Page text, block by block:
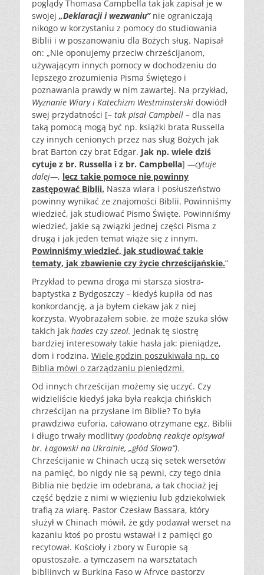
poglądy Thomasa Campbella tak jak zapisał je w
swojej „Deklaracji i wezwaniu”nie ograniczają
nikogo w korzystaniu z pomocy do studiowania
Biblii i w poszanowaniu dla Bożych sług. Napisał
on: „Nie oponujemy przeciw chrześcijanom,
używającym innych pomocy w dochodzeniu do
lepszego zrozumienia Pisma Świętego i
poznawania prawdy w nim zawartej. Na przykład,
Wyznanie Wiary i Katechizm Westminsterski dowiódł
swej przydatności [– tak pisał Campbell – dla nas
taką pomocą mogą być np. książki brata Russella
czy innych cenionych przez nas sług Bożych jak
brat Barton czy brat Edgar. Jak np. wiele dziś
cytuje z br. Russella i z br. Campbella] —cytuje
dalej—, lecz takie pomoce nie powinny
zastępować Biblii. Nasza wiara i posłuszeństwo
powinny wynikać ze znajomości Biblii. Powinniśmy
wiedzieć, jak studiować Pismo Święte. Powinniśmy
wiedzieć, jakie są związki jednej części Pisma z
drugą i jak jeden temat wiąże się z innym.
Powinniśmy wiedzieć, jak studiować takie
tematy, jak zbawienie czy życie chrześcijańskie.”
Przykład to pewna droga mi starsza siostra-
baptystka z Bydgoszczy – kiedyś kupiła od nas
konkordancję, a ja byłem ciekaw jak z niej
korzysta. Wyobrażałem sobie, że może szuka słów
takich jak hades czy szeol. Jednak tę siostrę
bardziej interesowały takie hasła jak: pieniądze,
dom i rodzina. Wiele godzin poszukiwała np. co
Biblia mówi o zarządzaniu pieniędzmi.
Od innych chrześcijan możemy się uczyć. Czy
widzieliście kiedyś jaka była reakcja chińskich
chrześcijan na przysłane im Biblie? To była
prawdziwa euforia, całowano otrzymane egz. Biblii
i długo trwały modlitwy (podobną reakcje opisywał
br. Łagowski na Ukrainie, „głód Słowa”).
Chrześcijanie w Chinach uczą się setek wersetów
na pamięć, bo nigdy nie są pewni, czy tego dnia
Biblia nie będzie im odebrana, a tak chociaż jej
część będzie z nimi w więzieniu lub gdziekolwiek
trafią za wiarę. Pastor Czesław Bassara, który
służył w Chinach mówił, że gdy podawał werset na
kazaniu ktoś po prostu wstawał i z pamięci go
recytował. Kościoły i zbory w Europie są
opustoszałe, a tymczasem na warsztatach
biblijnych w Burkina Faso w Afryce pastorzy